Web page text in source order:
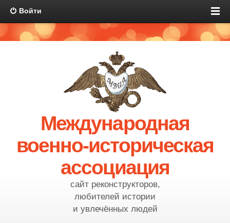
Войти
Международная
военно-историческая
ассоциация
сайт реконструкторов,
любителей истории
и увлечённых людей